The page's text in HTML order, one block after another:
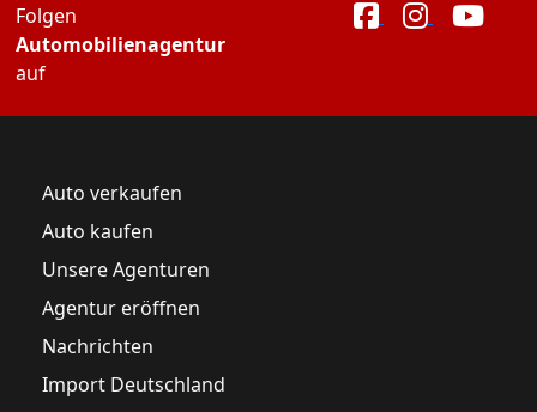
Folgen
Automobilienagentur
auf
Auto verkaufen
Auto kaufen
Unsere Agenturen
Agentur eröffnen
Nachrichten
Import Deutschland